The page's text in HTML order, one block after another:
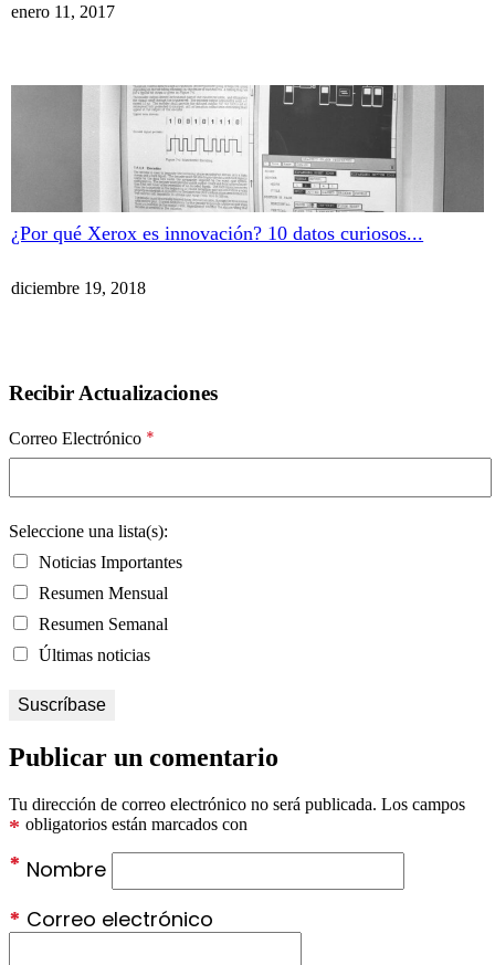
enero 11, 2017
¿Por qué Xerox es innovación? 10 datos curiosos...
diciembre 19, 2018
Recibir Actualizaciones
Correo Electrónico *
Seleccione una lista(s):
Noticias Importantes
Resumen Mensual
Resumen Semanal
Últimas noticias
Publicar un comentario
Tu dirección de correo electrónico no será publicada. Los campos
obligatorios están marcados con
*
Nombre
*
Correo electrónico
*